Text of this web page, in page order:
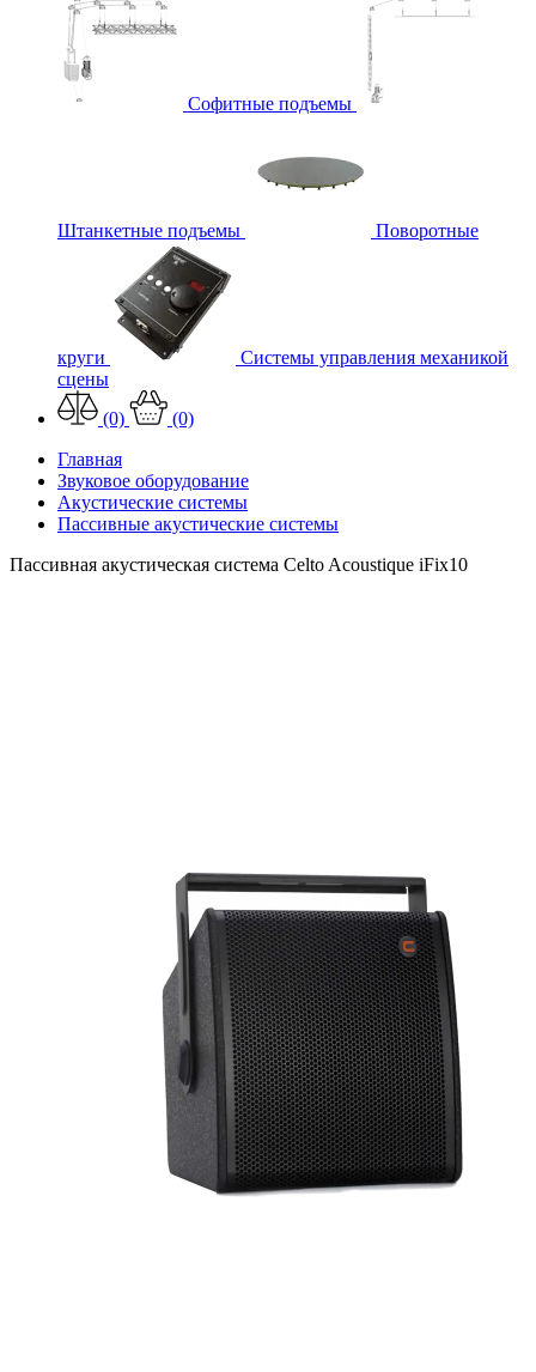
Софитные подъемы
Штанкетные подъемы Поворотные
круги
Системы управления механикой
сцены
(0)
(0)
Главная
Звуковое оборудование
Акустические системы
Пассивные акустические системы
Пассивная акустическая система Celto Acoustique iFix10